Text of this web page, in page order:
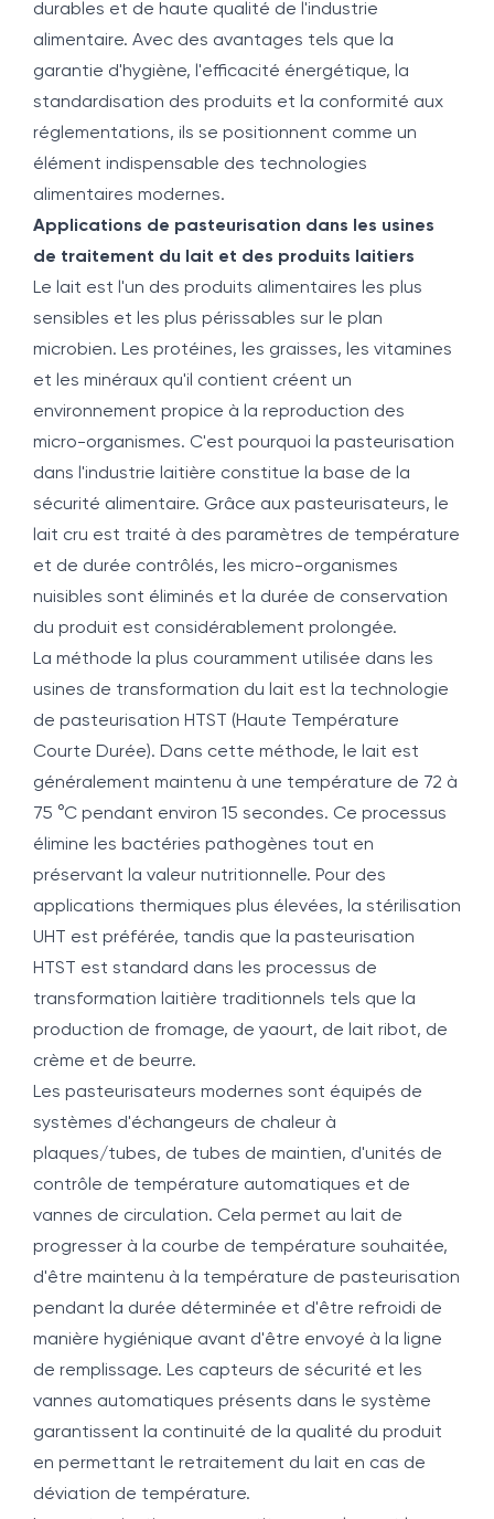
durables et de haute qualité de l'industrie
alimentaire. Avec des avantages tels que la
garantie d'hygiène, l'efficacité énergétique, la
standardisation des produits et la conformité aux
réglementations, ils se positionnent comme un
élément indispensable des technologies
alimentaires modernes.
Applications de pasteurisation dans les usines
de traitement du lait et des produits laitiers
Le lait est l'un des produits alimentaires les plus
sensibles et les plus périssables sur le plan
microbien. Les protéines, les graisses, les vitamines
et les minéraux qu'il contient créent un
environnement propice à la reproduction des
micro-organismes. C'est pourquoi la pasteurisation
dans l'industrie laitière constitue la base de la
sécurité alimentaire. Grâce aux pasteurisateurs, le
lait cru est traité à des paramètres de température
et de durée contrôlés, les micro-organismes
nuisibles sont éliminés et la durée de conservation
du produit est considérablement prolongée.
La méthode la plus couramment utilisée dans les
usines de transformation du lait est la technologie
de pasteurisation HTST (Haute Température
Courte Durée). Dans cette méthode, le lait est
généralement maintenu à une température de 72 à
75 °C pendant environ 15 secondes. Ce processus
élimine les bactéries pathogènes tout en
préservant la valeur nutritionnelle. Pour des
applications thermiques plus élevées, la stérilisation
UHT est préférée, tandis que la pasteurisation
HTST est standard dans les processus de
transformation laitière traditionnels tels que la
production de fromage, de yaourt, de lait ribot, de
crème et de beurre.
Les pasteurisateurs modernes sont équipés de
systèmes d'échangeurs de chaleur à
plaques/tubes, de tubes de maintien, d'unités de
contrôle de température automatiques et de
vannes de circulation. Cela permet au lait de
progresser à la courbe de température souhaitée,
d'être maintenu à la température de pasteurisation
pendant la durée déterminée et d'être refroidi de
manière hygiénique avant d'être envoyé à la ligne
de remplissage. Les capteurs de sécurité et les
vannes automatiques présents dans le système
garantissent la continuité de la qualité du produit
en permettant le retraitement du lait en cas de
déviation de température.